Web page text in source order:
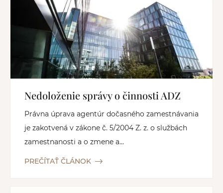
Nedoloženie správy o činnosti ADZ
Právna úprava agentúr dočasného zamestnávania
je zakotvená v zákone č. 5/2004 Z. z. o službách
zamestnanosti a o zmene a...
PREČÍTAŤ ČLÁNOK